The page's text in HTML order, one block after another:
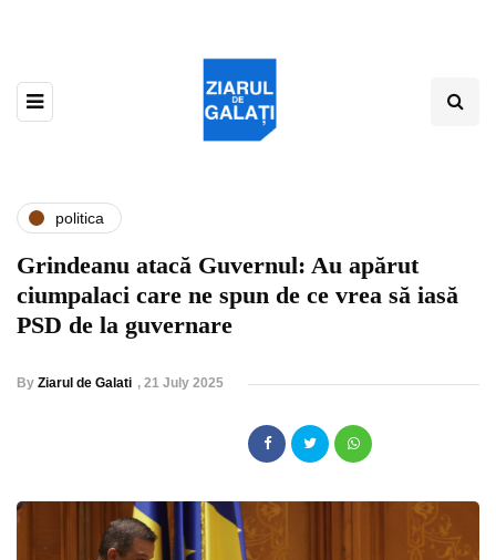
politica
Grindeanu atacă Guvernul: Au apărut
ciumpalaci care ne spun de ce vrea să iasă
PSD de la guvernare
By Ziarul de Galati , 21 July 2025